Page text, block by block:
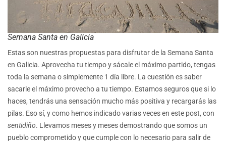
Semana Santa en Galicia
Estas son nuestras propuestas para disfrutar de la Semana Santa
en Galicia. Aprovecha tu tiempo y sácale el máximo partido, tengas
toda la semana o simplemente 1 día libre. La cuestión es saber
sacarle el máximo provecho a tu tiempo. Estamos seguros que si lo
haces, tendrás una sensación mucho más positiva y recargarás las
pilas. Eso sí, y como hemos indicado varias veces en este post, con
sentidiño. Llevamos meses y meses demostrando que somos un
pueblo comprometido y que cumple con lo necesario para salir de